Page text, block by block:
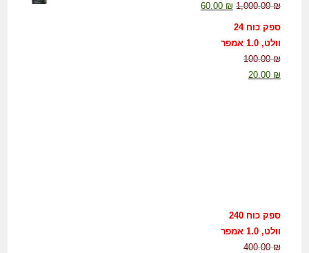
1,000.00₪
60.00 ₪
ספק כוח 24
וולט, 1.0 אמפר
100.00₪
20.00 ₪
ספק כוח 240
וולט, 1.0 אמפר
400.00₪